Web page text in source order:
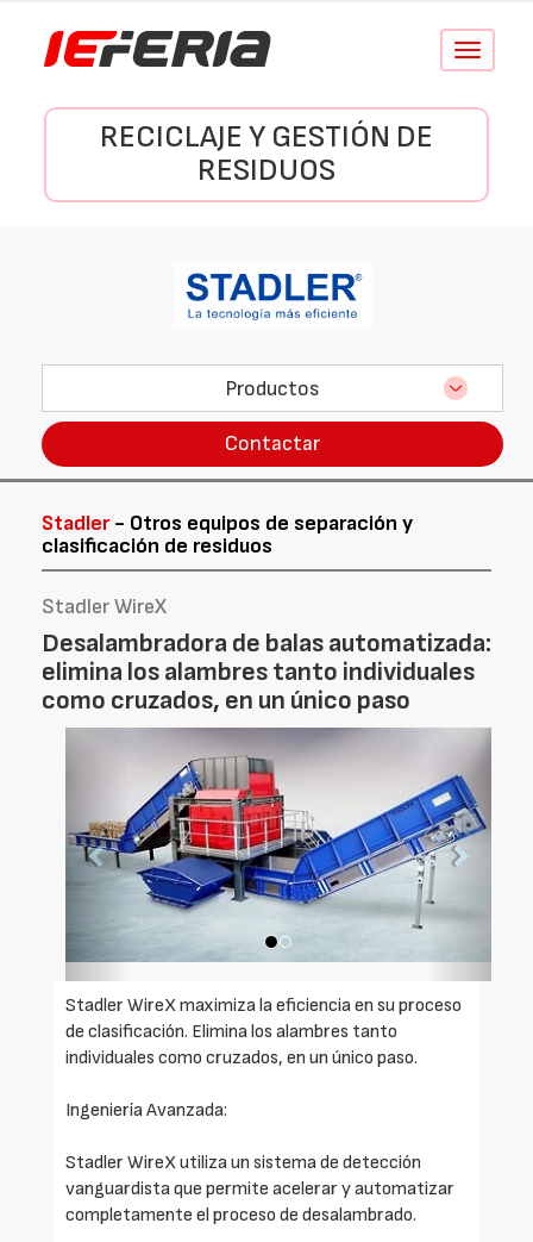
Conmutar
RECICLAJE Y GESTIÓN DE
RESIDUOS
Productos
Contactar
Stadler- Otros equipos de separación y
clasificación de residuos
Stadler WireX
Desalambradora de balas automatizada:
elimina los alambres tanto individuales
como cruzados, en un único paso
Anterior
Foto
Stadler WireX maximiza la eficiencia en su proceso
de clasificación. Elimina los alambres tanto
individuales como cruzados, en un único paso.
Ingeniería Avanzada:
Stadler WireX utiliza un sistema de detección
vanguardista que permite acelerar y automatizar
completamente el proceso de desalambrado.